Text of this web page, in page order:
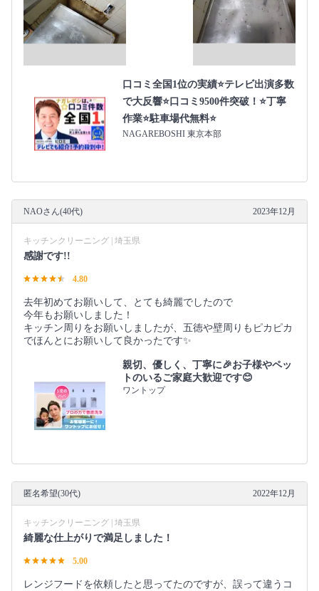
口コミ全国1位の実績⭐テレビ出演多数
で大反響⭐口コミ9500件突破！⭐丁寧
作業⭐駐車場代無料⭐
NAGAREBOSHI 東京本部
NAOさん(40代) 2023年12月
キッチンクリーニング | 埼玉県
感謝です!!
4.80
去年初めてお願いして、とても綺麗でしたので
今年もお願いしました！
キッチン周りをお願いしましたが、五徳や壁周りもピカピカ
でほんとにお願いして良かったです✨
親切、優しく、丁寧に🎉お子様やペッ
トのいるご家庭大歓迎です😊
ワントップ
匿名希望(30代) 2022年12月
キッチンクリーニング | 埼玉県
綺麗な仕上がりで満足しました！
5.00
レンジフードを依頼したと思ってたのですが、誤って違うコ